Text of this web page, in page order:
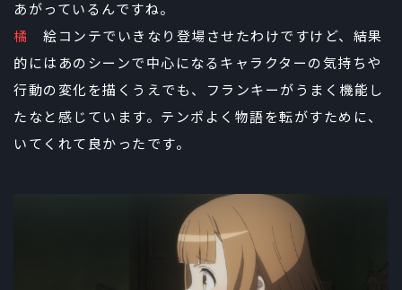
あがっているんですね。
橘
絵コンテでいきなり登場させたわけですけど、結果
的にはあのシーンで中心になるキャラクターの気持ちや
行動の変化を描くうえでも、フランキーがうまく機能し
たなと感じています。テンポよく物語を転がすために、
いてくれて良かったです。